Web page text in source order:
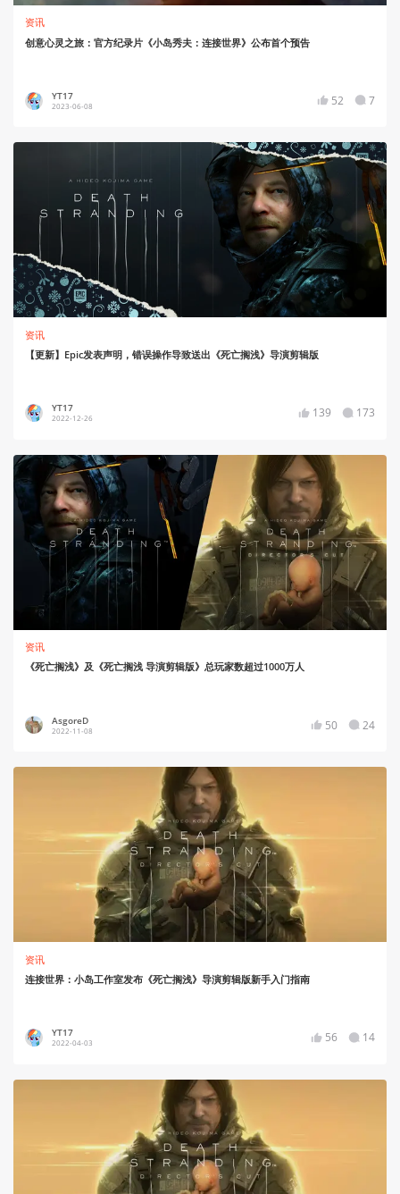
资讯
创意心灵之旅：官方纪录片《小岛秀夫：连接世界》公布首个预告
YT17
2023-06-08 52 7
资讯
【更新】Epic发表声明，错误操作导致送出《死亡搁浅》导演剪辑版
YT17
2022-12-26 139 173
资讯
《死亡搁浅》及《死亡搁浅 导演剪辑版》总玩家数超过1000万人
AsgoreD
2022-11-08 50 24
资讯
连接世界：小岛工作室发布《死亡搁浅》导演剪辑版新手入门指南
YT17
2022-04-03 56 14